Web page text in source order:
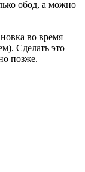
обод, а можно
во время
Сделать это
позже.